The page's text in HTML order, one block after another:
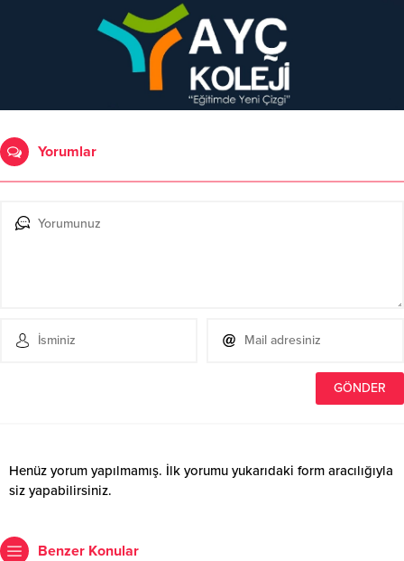
Yorumlar
Henüz yorum yapılmamış. İlk yorumu yukarıdaki form aracılığıyla
siz yapabilirsiniz.
Benzer Konular